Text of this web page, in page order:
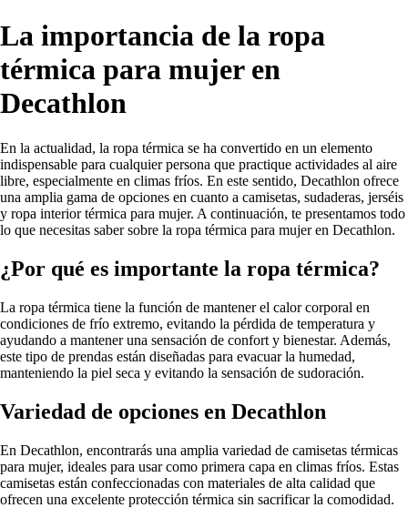
La importancia de la ropa
térmica para mujer en
Decathlon
En la actualidad, la ropa térmica se ha convertido en un elemento
indispensable para cualquier persona que practique actividades al aire
libre, especialmente en climas fríos. En este sentido, Decathlon ofrece
una amplia gama de opciones en cuanto a camisetas, sudaderas, jerséis
y ropa interior térmica para mujer. A continuación, te presentamos todo
lo que necesitas saber sobre la ropa térmica para mujer en Decathlon.
¿Por qué es importante la ropa térmica?
La ropa térmica tiene la función de mantener el calor corporal en
condiciones de frío extremo, evitando la pérdida de temperatura y
ayudando a mantener una sensación de confort y bienestar. Además,
este tipo de prendas están diseñadas para evacuar la humedad,
manteniendo la piel seca y evitando la sensación de sudoración.
Variedad de opciones en Decathlon
En Decathlon, encontrarás una amplia variedad de camisetas térmicas
para mujer, ideales para usar como primera capa en climas fríos. Estas
camisetas están confeccionadas con materiales de alta calidad que
ofrecen una excelente protección térmica sin sacrificar la comodidad.